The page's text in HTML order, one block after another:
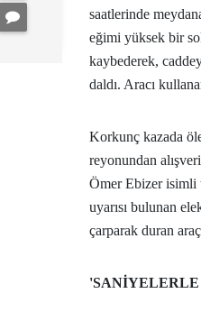
saatlerinde
eğimi yüksek bir
kaybederek,
daldı. Aracı
Korkunç kazada
reyonundan
Ömer Ebizer isimli
uyarısı bulunan
çarparak duran